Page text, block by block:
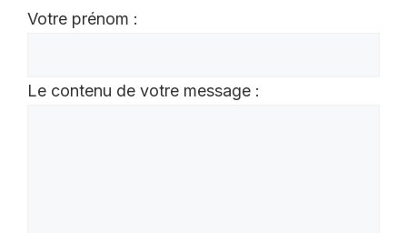
Votre prénom :
Le contenu de votre message :